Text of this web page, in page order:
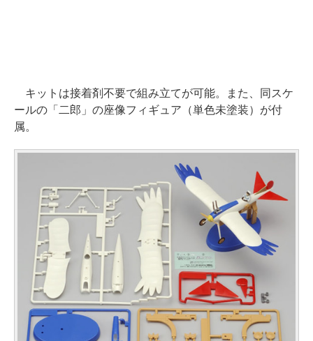
キットは接着剤不要で組み立てが可能。また、同スケ
ールの「二郎」の座像フィギュア（単色未塗装）が付
属。